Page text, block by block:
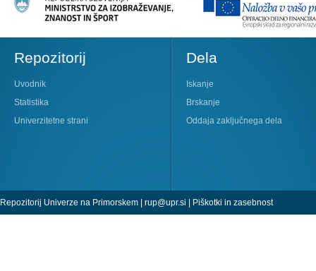
Repozitorij
Uvodnik
Statistika
Univerzitetne strani
Dela
Iskanje
Brskanje
Oddaja zaključnega dela
Repozitorij Univerze na Primorskem | rup@upr.si | Piškotki in zasebnost